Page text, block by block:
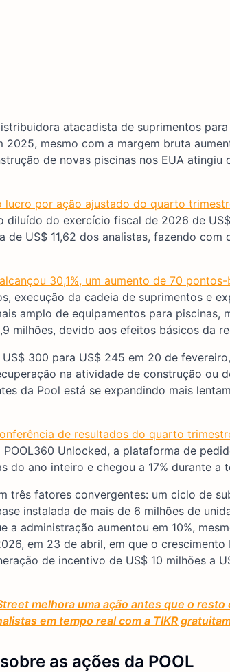
atacadista de suprimentos
2025, mesmo com a margem bruta
de novas piscinas nos EUA
lucro por ação ajustado do quarto
do exercício fiscal de 2026 de
US$ 11,62 dos analistas, fazendo com
30,1%, um aumento de 70
execução da cadeia de suprimentos e
amplo de equipamentos para
milhões, devido aos efeitos básicos da
300 para US$ 245 em 20 de
na atividade de construção ou
da Pool está se expandindo mais
de resultados do quarto
Unlocked, a plataforma de
do ano inteiro e chegou a 17% durante a
três fatores convergentes: um ciclo de
instalada de mais de 6 milhões de
a administração aumentou em 10%,
em 23 de abril, em que o
de incentivo de US$ 10 milhões a
melhora uma ação antes que o
em tempo real com a TIKR
as ações da POOL